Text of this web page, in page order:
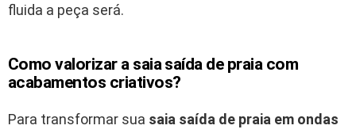
fluida a peça será.
Como valorizar a saia saída de praia com
acabamentos criativos?
Para transformar sua saia saída de praia em ondas